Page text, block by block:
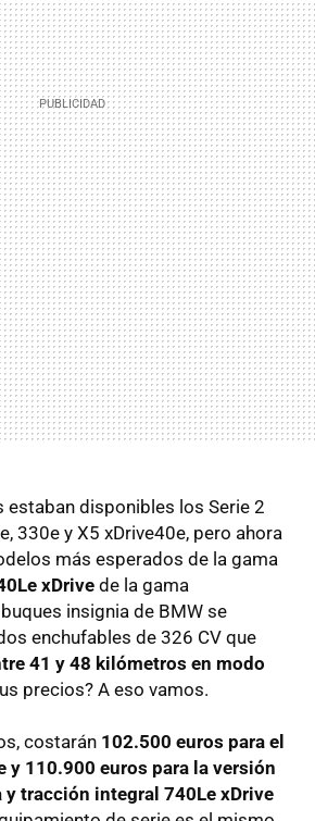
estaban disponibles los Serie 2
330e y X5 xDrive40e, pero ahora
más esperados de la gama
xDrive de la gama
insignia de BMW se
enchufables de 326 CV que
41 y 48 kilómetros en modo
precios? A eso vamos.
costarán 102.500 euros para el
y 110.900 euros para la versión
y tracción integral 740Le xDrive